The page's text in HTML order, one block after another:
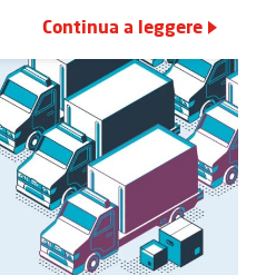
Continua a leggere